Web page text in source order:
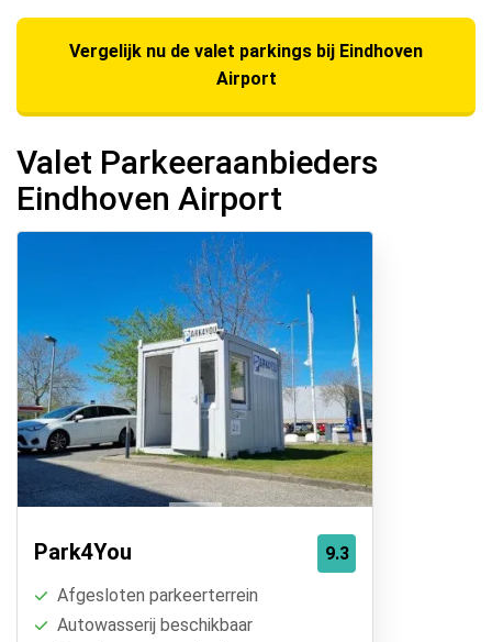
Vergelijk nu de valet parkings bij Eindhoven
Airport
Valet Parkeeraanbieders
Eindhoven Airport
9.3
Park4You
Afgesloten parkeerterrein
Autowasserij beschikbaar